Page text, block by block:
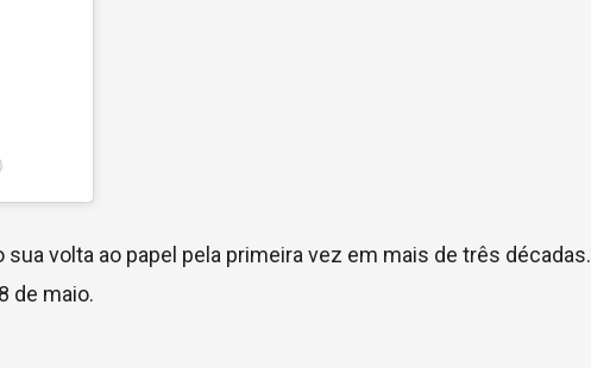
volta ao papel pela primeira vez em mais de três décadas.
de maio.